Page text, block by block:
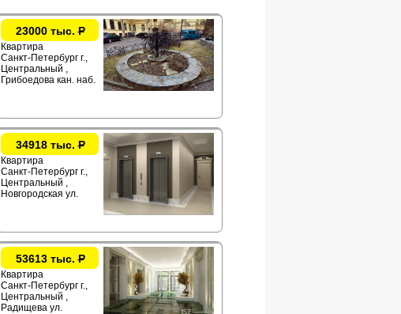
23000 тыс.Р
Квартира
Санкт-Петербург г.,
Центральный ,
Грибоедова кан. наб.
34918 тыс.Р
Квартира
Санкт-Петербург г.,
Центральный ,
Новгородская ул.
53613 тыс.Р
Квартира
Санкт-Петербург г.,
Центральный ,
Радищева ул.